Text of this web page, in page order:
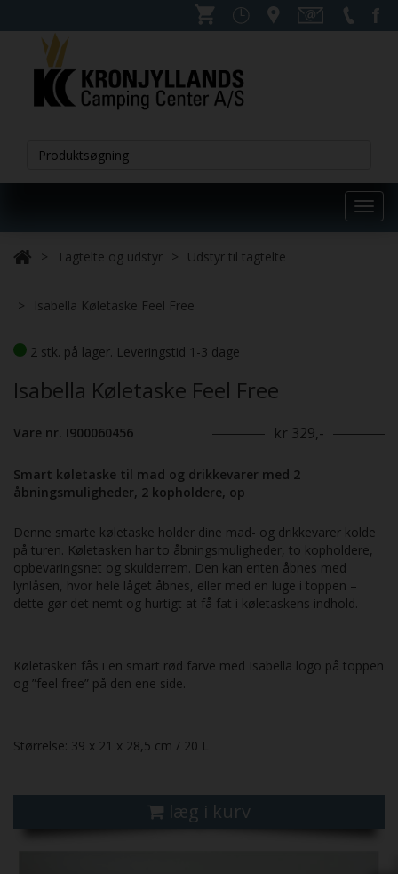
Tagtelte og udstyr Udstyr til tagtelte
Isabella Køletaske Feel Free
2 stk. på lager. Leveringstid 1-3 dage
Isabella Køletaske Feel Free
Vare nr. I900060456 kr 329,-
Smart køletaske til mad og drikkevarer med 2
åbningsmuligheder, 2 kopholdere, op
Denne smarte køletaske holder dine mad- og drikkevarer kolde
på turen. Køletasken har to åbningsmuligheder, to kopholdere,
opbevaringsnet og skulderrem. Den kan enten åbnes med
lynlåsen, hvor hele låget åbnes, eller med en luge i toppen –
dette gør det nemt og hurtigt at få fat i køletaskens indhold.
Køletasken fås i en smart rød farve med Isabella logo på toppen
og ”feel free” på den ene side.
Størrelse: 39 x 21 x 28,5 cm / 20 L
læg i kurv